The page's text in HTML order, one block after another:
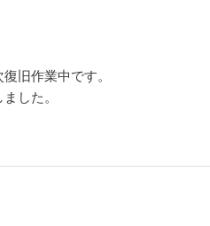
旧作業中です。
した。